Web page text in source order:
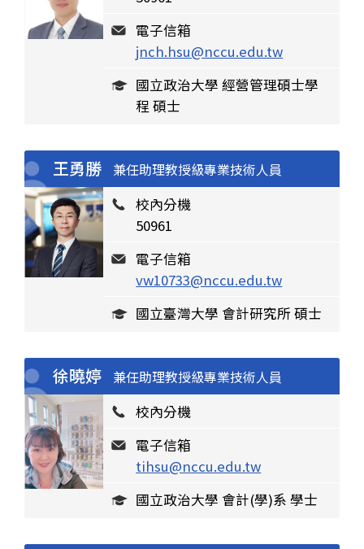
電子信箱
jnch.hsu@nccu.edu.tw
國立政治大學 經營管理碩士學
程 碩士
王勇勝 兼任助理教授級專業技術人員
校內分機
50961
電子信箱
vw10733@nccu.edu.tw
國立臺灣大學 會計研究所 碩士
徐曉婷 兼任助理教授級專業技術人員
校內分機
電子信箱
tihsu@nccu.edu.tw
國立政治大學 會計(學)系 學士